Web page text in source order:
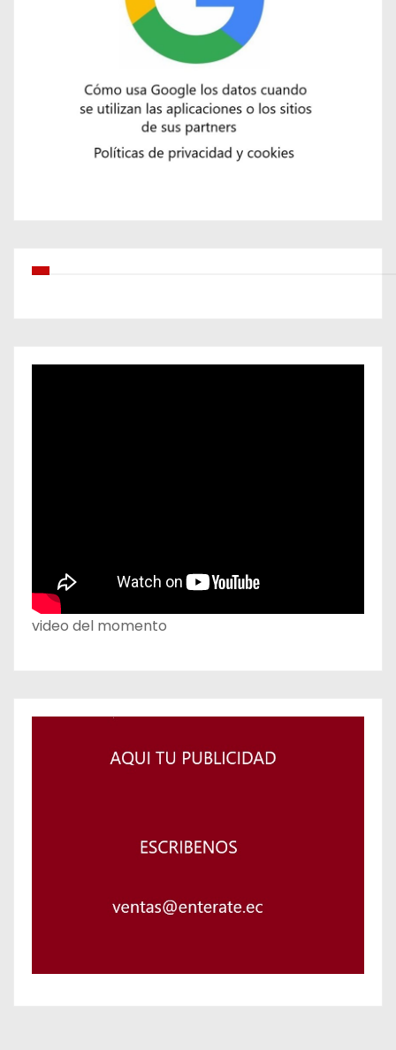
video del momento